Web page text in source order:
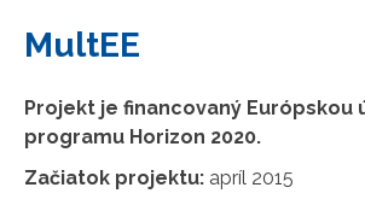
MultEE
Projekt je financovaný Európskou
programu Horizon 2020.
Začiatok projektu: apríl 2015